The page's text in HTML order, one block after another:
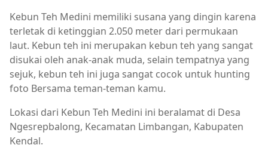
Kebun Teh Medini memiliki susana yang dingin karena
terletak di ketinggian 2.050 meter dari permukaan
laut. Kebun teh ini merupakan kebun teh yang sangat
disukai oleh anak-anak muda, selain tempatnya yang
sejuk, kebun teh ini juga sangat cocok untuk hunting
foto Bersama teman-teman kamu.
Lokasi dari Kebun Teh Medini ini beralamat di Desa
Ngesrepbalong, Kecamatan Limbangan, Kabupaten
Kendal.